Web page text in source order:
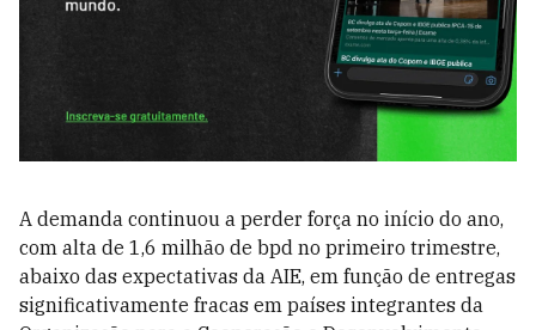
A demanda continuou a perder força no início do ano,
com alta de 1,6 milhão de bpd no primeiro trimestre,
abaixo das expectativas da AIE, em função de entregas
significativamente fracas em países integrantes da